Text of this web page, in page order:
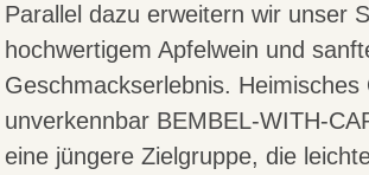
Parallel dazu erweitern wir unser
hochwertigem Apfelwein und
Geschmackserlebnis.
unverkennbar BEMBEL-WITH-
eine jüngere Zielgruppe, die